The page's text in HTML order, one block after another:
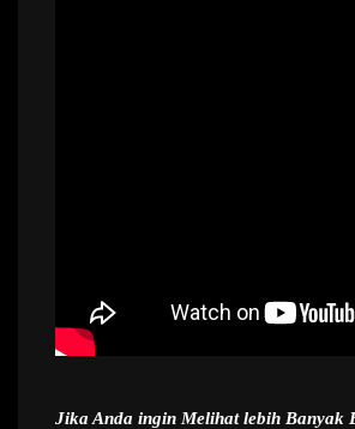
Jika Anda ingin Melihat lebih Banyak